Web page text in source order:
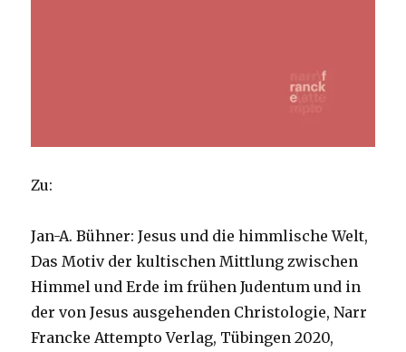
Zu:
Jan-A. Bühner: Jesus und die himmlische Welt,
Das Motiv der kultischen Mittlung zwischen
Himmel und Erde im frühen Judentum und in
der von Jesus ausgehenden Christologie, Narr
Francke Attempto Verlag, Tübingen 2020,